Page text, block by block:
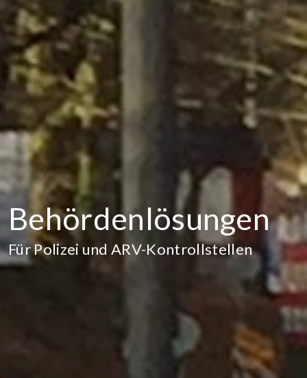
Behördenlösungen
Für Polizei und ARV-Kontrollstellen